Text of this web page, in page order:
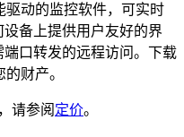
驱动的监控软件，可实时
备上提供用户友好的界
口转发的远程访问。下载
财产。
请参阅 定价。